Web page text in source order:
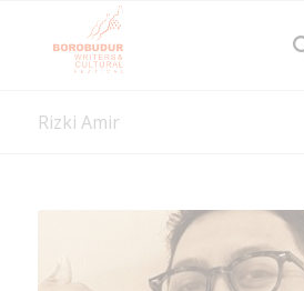
Rizki Amir